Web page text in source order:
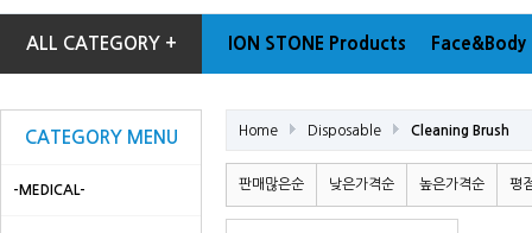
ALL CATEGORY + ION STONE Products
CATEGORY MENU
-MEDICAL-
Home Disposable Cleaning Brush
판매많은순 낮은가격순 높은가격순 평